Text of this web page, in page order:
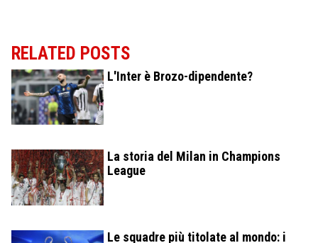
RELATED POSTS
L'Inter è Brozo-dipendente?
La storia del Milan in Champions
League
Le squadre più titolate al mondo: i